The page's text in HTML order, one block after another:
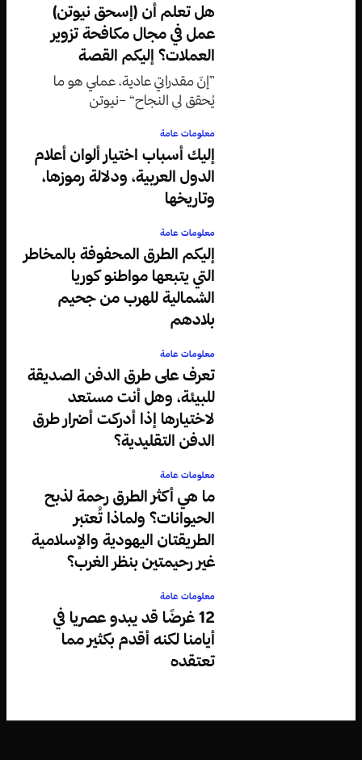
هل تعلم أن (إسحق نيوتن)
عمل في مجال مكافحة تزوير
العملات؟ إليكم القصة
”إنّ مقدراتي عادية، عملي هو ما
يُحقق لي النجاح“ –نيوتن
معلومات عامة
إليك أسباب اختيار ألوان أعلام
الدول العربية، ودلالة رموزها،
وتاريخها
معلومات عامة
إليكم الطرق المحفوفة بالمخاطر
التي يتبعها مواطنو كوريا
الشمالية للهرب من جحيم
بلادهم
معلومات عامة
تعرف على طرق الدفن الصديقة
للبيئة، وهل أنت مستعد
لاختيارها إذا أدركت أضرار طرق
الدفن التقليدية؟
معلومات عامة
ما هي أكثر الطرق رحمة لذبح
الحيوانات؟ ولماذا تُعتبر
الطريقتان اليهودية والإسلامية
غير رحيمتين بنظر الغرب؟
معلومات عامة
12 غرضًا قد يبدو عصريا في
أيامنا لكنه أقدم بكثير مما
تعتقده